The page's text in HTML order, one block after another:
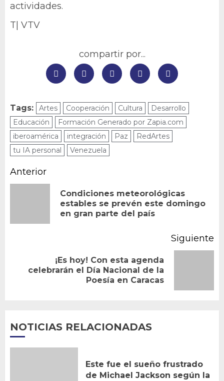
actividades.
T| VTV
compartir por...
Tags: Artes Cooperación Cultura
Desarrollo
Educación
Formación Generado por Zapia.com
iberoamérica
integración Paz
RedArtes
tu IA personal
Venezuela
Navegación
entradas
Anterior
Condiciones meteorológicas
estables se prevén este domingo
en gran parte del país
Siguiente
Siguiente
¡Es hoy! Con esta agenda
celebrarán el Día Nacional de la
Poesía en Caracas
NOTICIAS RELACIONADAS
Este fue el sueño frustrado
de Michael Jackson según la